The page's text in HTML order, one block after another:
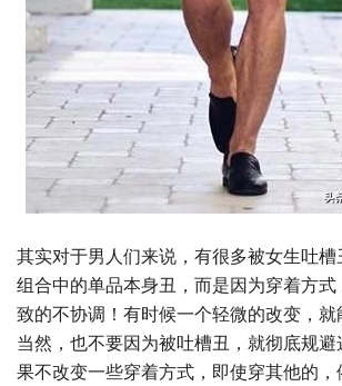
其实对于男人们来说，有很多被女生吐槽
组合中的单品本身丑，而是因为穿着方式
致的不协调！有时候一个轻微的改变，就
当然，也不要因为被吐槽丑，就彻底规
果不改变一些穿着方式，即使穿其他的，